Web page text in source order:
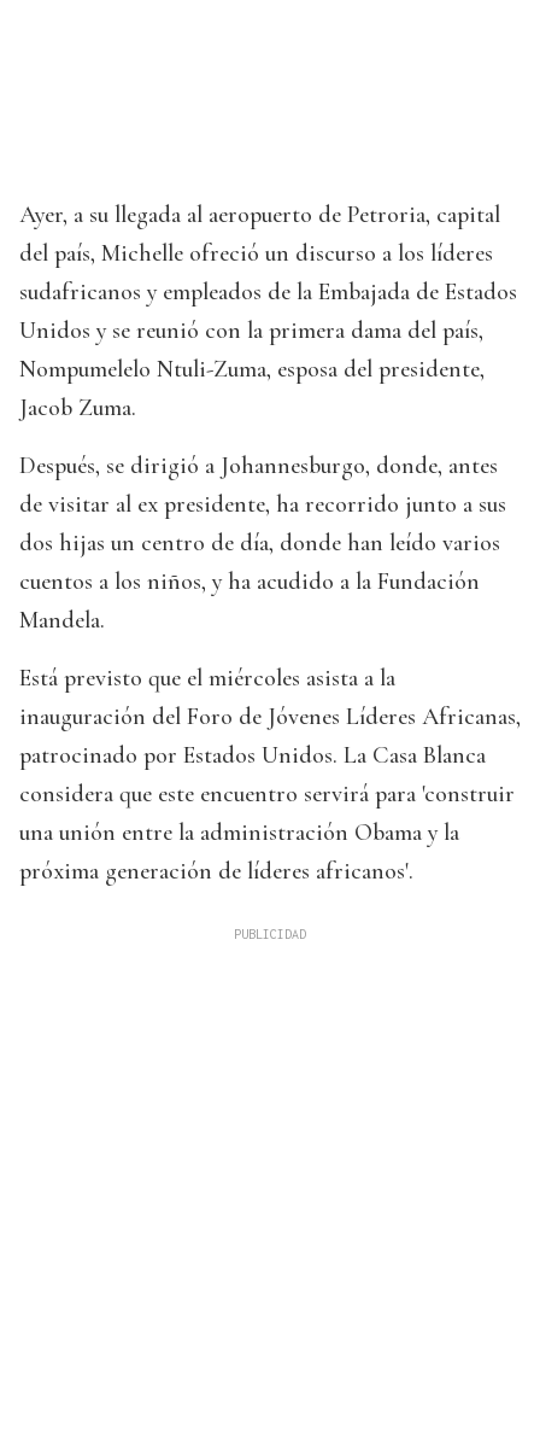
Ayer, a su llegada al aeropuerto de Petroria, capital
del país, Michelle ofreció un discurso a los líderes
sudafricanos y empleados de la Embajada de Estados
Unidos y se reunió con la primera dama del país,
Nompumelelo Ntuli-Zuma, esposa del presidente,
Jacob Zuma.
Después, se dirigió a Johannesburgo, donde, antes
de visitar al ex presidente, ha recorrido junto a sus
dos hijas un centro de día, donde han leído varios
cuentos a los niños, y ha acudido a la Fundación
Mandela.
Está previsto que el miércoles asista a la
inauguración del Foro de Jóvenes Líderes Africanas,
patrocinado por Estados Unidos. La Casa Blanca
considera que este encuentro servirá para 'construir
una unión entre la administración Obama y la
próxima generación de líderes africanos'.